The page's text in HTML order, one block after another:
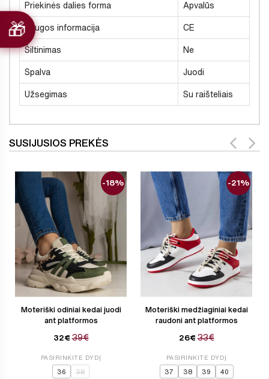
Priekinės dalies forma Apvalūs
Saugos informacija CE
Šiltinimas Ne
Spalva Juodi
Užsegimas Su raišteliais
SUSIJUSIOS PREKĖS
Moteriški odiniai kedai juodi
ant platformos
32€ 39€
-18%
PASIRINKITE DYDĮ
36 38
Moteriški medžiaginiai kedai
raudoni ant platformos
26€ 33€
-21%
PASIRINKITE DYDĮ
37 38 39 40